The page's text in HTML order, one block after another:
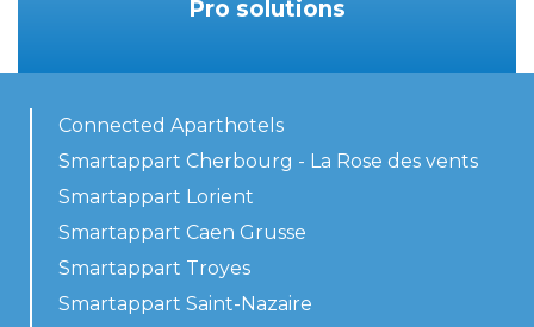
Pro solutions
Connected Aparthotels
Smartappart Cherbourg - La Rose des vents
Smartappart Lorient
Smartappart Caen Grusse
Smartappart Troyes
Smartappart Saint-Nazaire